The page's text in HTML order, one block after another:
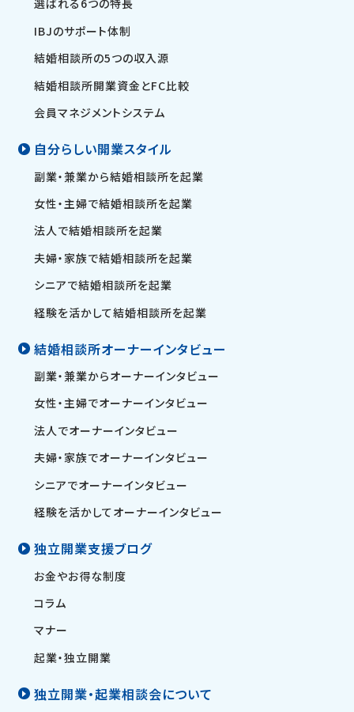
選ばれる6つの特長
IBJのサポート体制
結婚相談所の5つの収入源
結婚相談所開業資金とFC比較
会員マネジメントシステム
自分らしい開業スタイル
副業・兼業から結婚相談所を起業
女性・主婦で結婚相談所を起業
法人で結婚相談所を起業
夫婦・家族で結婚相談所を起業
シニアで結婚相談所を起業
経験を活かして結婚相談所を起業
結婚相談所オーナーインタビュー
副業・兼業からオーナーインタビュー
女性・主婦でオーナーインタビュー
法人でオーナーインタビュー
夫婦・家族でオーナーインタビュー
シニアでオーナーインタビュー
経験を活かしてオーナーインタビュー
独立開業支援ブログ
お金やお得な制度
コラム
マナー
起業・独立開業
独立開業・起業相談会について